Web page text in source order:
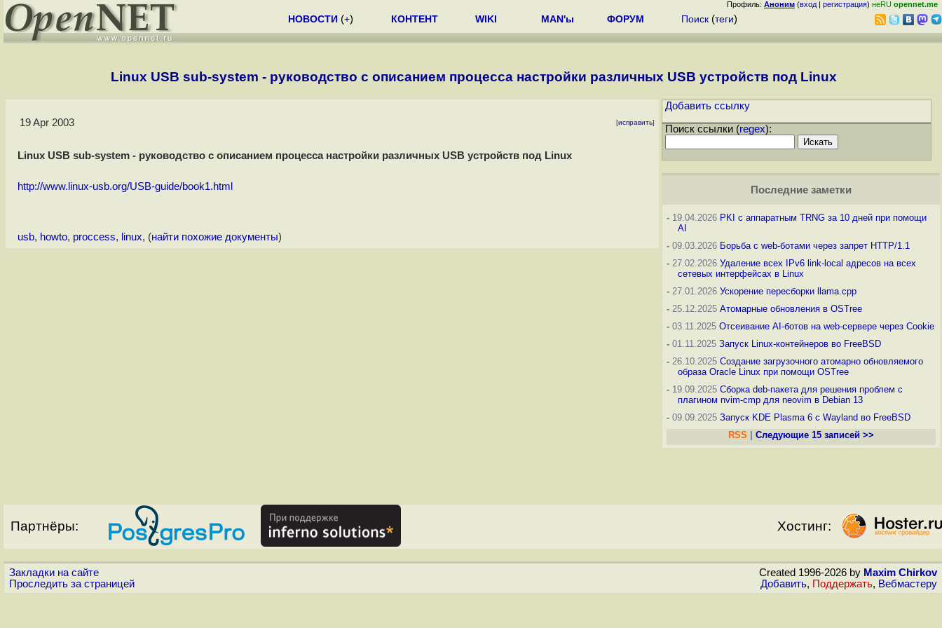
Профиль: Аноним (вход | регистрация) неRU opennet.me
НОВОСТИ (+) КОНТЕНТ WIKI MAN'ы ФОРУМ Поиск (теги)
Linux USB sub-system - руководство с описанием процесса настройки различных USB устройств под Linux
19 Apr 2003 [исправить]
Linux USB sub-system - руководство с описанием процесса настройки различных USB устройств под Linux
http://www.linux-usb.org/USB-guide/book1.html
usb, howto, proccess, linux, (найти похожие документы)
Добавить ссылку
Поиск ссылки (regex):
Последние заметки
- 19.04.2026 PKI с аппаратным TRNG за 10 дней при помощи
AI
- 09.03.2026 Борьба с web-ботами через запрет HTTP/1.1
- 27.02.2026 Удаление всех IPv6 link-local адресов на всех
сетевых интерфейсах в Linux
- 27.01.2026 Ускорение пересборки llama.cpp
- 25.12.2025 Атомарные обновления в OSTree
- 03.11.2025 Отсеивание AI-ботов на web-сервере через Cookie
- 01.11.2025 Запуск Linux-контейнеров во FreeBSD
- 26.10.2025 Создание загрузочного атомарно обновляемого
образа Oracle Linux при помощи OSTree
- 19.09.2025 Сборка deb-пакета для решения проблем с
плагином nvim-cmp для neovim в Debian 13
- 09.09.2025 Запуск KDE Plasma 6 с Wayland во FreeBSD
RSS
Следующие 15 записей >>
Партнёры: Хостинг:
Закладки на сайте
Проследить за страницей
Created 1996-2026 by Maxim Chirkov
Добавить, Поддержать, Вебмастеру